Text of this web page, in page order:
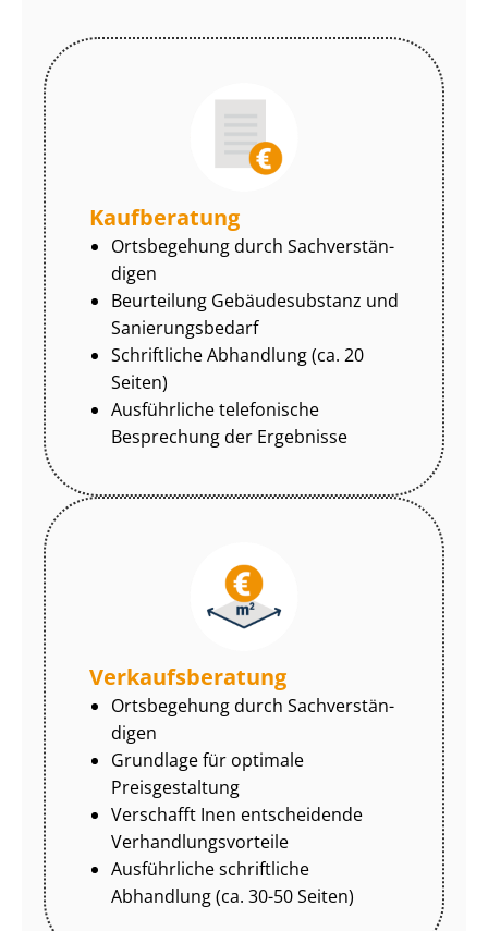
Kaufberatung
Ortsbegehung durch Sach­ver­stän­
di­gen
Beurteilung Gebäudesubstanz und
Sa­nie­rungs­be­darf
Schriftliche Abhandlung (ca. 20
Seiten)
Ausführliche telefonische
Besprechung der Ergebnisse
Ver­kaufs­be­ra­tung
Ortsbegehung durch Sach­ver­stän­
di­gen
Grundlage für optimale
Preisgestaltung
Verschafft Inen entscheidende
Ver­hand­lungs­vor­tei­le
Ausführliche schriftliche
Abhandlung (ca. 30-50 Seiten)